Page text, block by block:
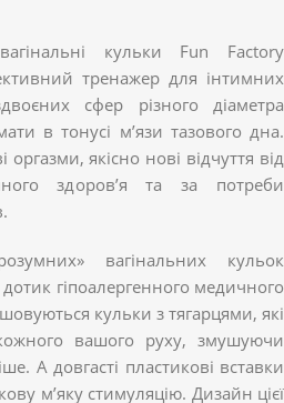
кульки Fun Factory
тренажер для інтимних
сфер різного діаметра
в тонусі м’язи тазового дна.
якісно нові відчуття від
здоров’я та за потреби
вагінальних кульок
гіпоалергенного медичного
кульки з тягарцями, які
вашого руху, змушуючи
А довгасті пластикові вставки
м’яку стимуляцію. Дизайн цієї